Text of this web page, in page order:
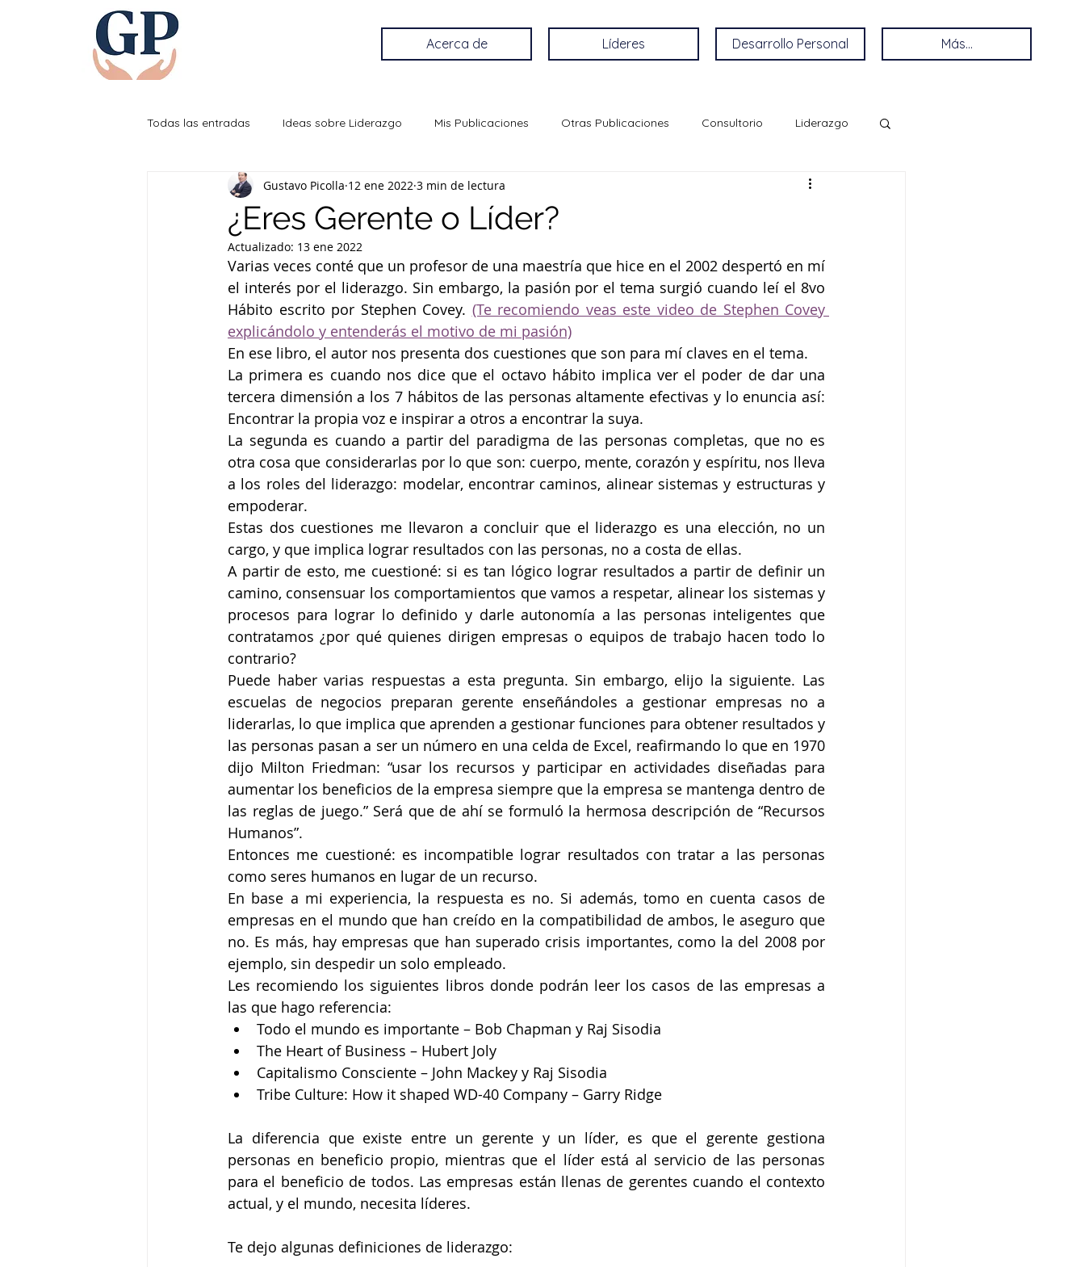
Acerca de Líderes Desarrollo Personal Más...
Todas las entradas Ideas sobre Liderazgo Mis Publicaciones Otras Publicaciones Consultorio Liderazgo
Efectividad Personal
¿Eres Gerente o Líder?
Gustavo Picolla 12 ene 2022 3 min de lectura
Actualizado: 13 ene 2022
Varias veces conté que un profesor de una maestría que hice en el 2002 despertó en mí
el interés por el liderazgo. Sin embargo, la pasión por el tema surgió cuando leí el 8vo
Hábito escrito por Stephen Covey. (Te recomiendo veas este video de Stephen Covey
explicándolo y entenderás el motivo de mi pasión)
En ese libro, el autor nos presenta dos cuestiones que son para mí claves en el tema.
La primera es cuando nos dice que el octavo hábito implica ver el poder de dar una
tercera dimensión a los 7 hábitos de las personas altamente efectivas y lo enuncia así:
Encontrar la propia voz e inspirar a otros a encontrar la suya.
La segunda es cuando a partir del paradigma de las personas completas, que no es
otra cosa que considerarlas por lo que son: cuerpo, mente, corazón y espíritu, nos lleva
a los roles del liderazgo: modelar, encontrar caminos, alinear sistemas y estructuras y
empoderar.
Estas dos cuestiones me llevaron a concluir que el liderazgo es una elección, no un
cargo, y que implica lograr resultados con las personas, no a costa de ellas.
A partir de esto, me cuestioné: si es tan lógico lograr resultados a partir de definir un
camino, consensuar los comportamientos que vamos a respetar, alinear los sistemas y
procesos para lograr lo definido y darle autonomía a las personas inteligentes que
contratamos ¿por qué quienes dirigen empresas o equipos de trabajo hacen todo lo
contrario?
Puede haber varias respuestas a esta pregunta. Sin embargo, elijo la siguiente. Las
escuelas de negocios preparan gerente enseñándoles a gestionar empresas no a
liderarlas, lo que implica que aprenden a gestionar funciones para obtener resultados y
las personas pasan a ser un número en una celda de Excel, reafirmando lo que en 1970
dijo Milton Friedman: “usar los recursos y participar en actividades diseñadas para
aumentar los beneficios de la empresa siempre que la empresa se mantenga dentro de
las reglas de juego.” Será que de ahí se formuló la hermosa descripción de “Recursos
Humanos”.
Entonces me cuestioné: es incompatible lograr resultados con tratar a las personas
como seres humanos en lugar de un recurso.
En base a mi experiencia, la respuesta es no. Si además, tomo en cuenta casos de
empresas en el mundo que han creído en la compatibilidad de ambos, le aseguro que
no. Es más, hay empresas que han superado crisis importantes, como la del 2008 por
ejemplo, sin despedir un solo empleado.
Les recomiendo los siguientes libros donde podrán leer los casos de las empresas a
las que hago referencia:
Todo el mundo es importante – Bob Chapman y Raj Sisodia
The Heart of Business – Hubert Joly
Capitalismo Consciente – John Mackey y Raj Sisodia
Tribe Culture: How it shaped WD-40 Company – Garry Ridge
La diferencia que existe entre un gerente y un líder, es que el gerente gestiona
personas en beneficio propio, mientras que el líder está al servicio de las personas
para el beneficio de todos. Las empresas están llenas de gerentes cuando el contexto
actual, y el mundo, necesita líderes.
Te dejo algunas definiciones de liderazgo: